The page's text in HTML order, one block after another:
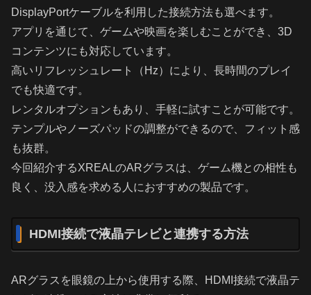
DisplayPortケーブルを利用した接続方法も選べます。
アプリを通じて、ゲームや映画を楽しむことができ、3D
コンテンツにも対応しています。
高いリフレッシュレート（Hz）により、長時間のプレイ
でも快適です。
レンタルオプションもあり、手軽に試すことが可能です。
テンプルやノーズパッドの調整ができるので、フィット感
も抜群。
今回紹介するXREALのARグラスは、ゲーム機との相性も
良く、没入感を求める人におすすめの製品です。
HDMI接続で液晶テレビと連携する方法
ARグラスを眼鏡の上から使用する際、HDMI接続で液晶テ